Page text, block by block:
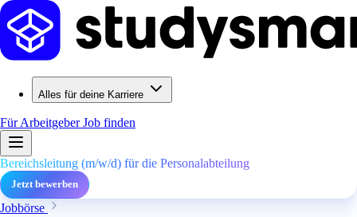
Alles für deine Karriere
Für ArbeitgeberJob finden
Bereichsleitung (m/w/d) für die Personalabteilung
Jetzt bewerben
Jobbörse